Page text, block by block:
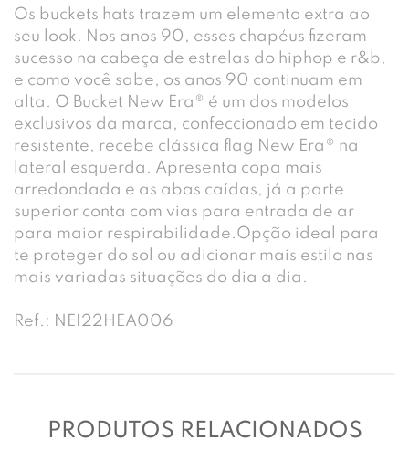
Os buckets hats trazem um elemento extra ao
seu look. Nos anos 90, esses chapéus fizeram
sucesso na cabeça de estrelas do hiphop e r&b,
e como você sabe, os anos 90 continuam em
alta. O Bucket New Era® é um dos modelos
exclusivos da marca, confeccionado em tecido
resistente, recebe clássica flag New Era® na
lateral esquerda. Apresenta copa mais
arredondada e as abas caídas, já a parte
superior conta com vias para entrada de ar
para maior respirabilidade.Opção ideal para
te proteger do sol ou adicionar mais estilo nas
mais variadas situações do dia a dia.
Ref.: NEI22HEA006
PRODUTOS RELACIONADOS